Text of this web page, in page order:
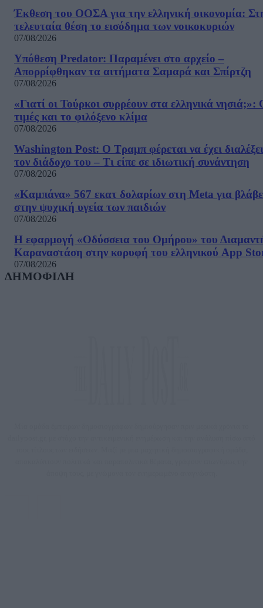
Έκθεση του ΟΟΣΑ για την ελληνική οικονομία:
τελευταία θέση το εισόδημα των νοικοκυριών
07/08/2026
Υπόθεση Predator: Παραμένει στο αρχείο –
Απορρίφθηκαν τα αιτήματα Σαμαρά και Σπίρτζη
07/08/2026
«Γιατί οι Τούρκοι συρρέουν στα ελληνικά νησιά;»:
τιμές και το φιλόξενο κλίμα
07/08/2026
Washington Post: Ο Τραμπ φέρεται να έχει διαλέξει
τον διάδοχο του – Τι είπε σε ιδιωτική συνάντηση
07/08/2026
«Καμπάνα» 567 εκατ δολαρίων στη Meta για
στην ψυχική υγεία των παιδιών
07/08/2026
Η εφαρμογή «Οδύσσεια του Ομήρου» του
Καραναστάση στην κορυφή του ελληνικού App
07/08/2026
ΔΗΜΟΦΙΛΗ